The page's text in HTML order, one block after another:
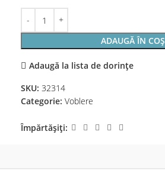
ADAUGĂ ÎN COȘ
Adaugă la lista de dorințe
SKU: 32314
Categorie: Voblere
Împărtășiți: